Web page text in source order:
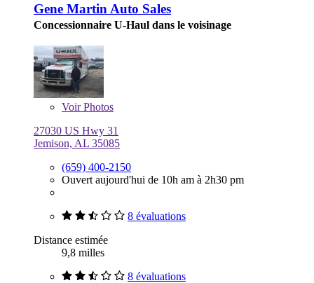
Gene Martin Auto Sales
Concessionnaire U-Haul dans le voisinage
VoirPhotos
27030 US Hwy 31
Jemison, AL 35085
(659) 400-2150
Ouvert aujourd'hui de 10h am à 2h30 pm
8 évaluations
Distance estimée
9,8 milles
8 évaluations